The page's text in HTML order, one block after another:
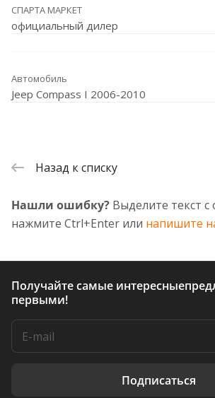
СПАРТА МАРКЕТ
официальный дилер
Автомобиль
Jeep Compass I 2006-2010
Назад к списку
Нашли ошибку? Выделите текст
нажмите Ctrl+Enter или напишите
Получайте самые интересные
первыми!
Подписаться